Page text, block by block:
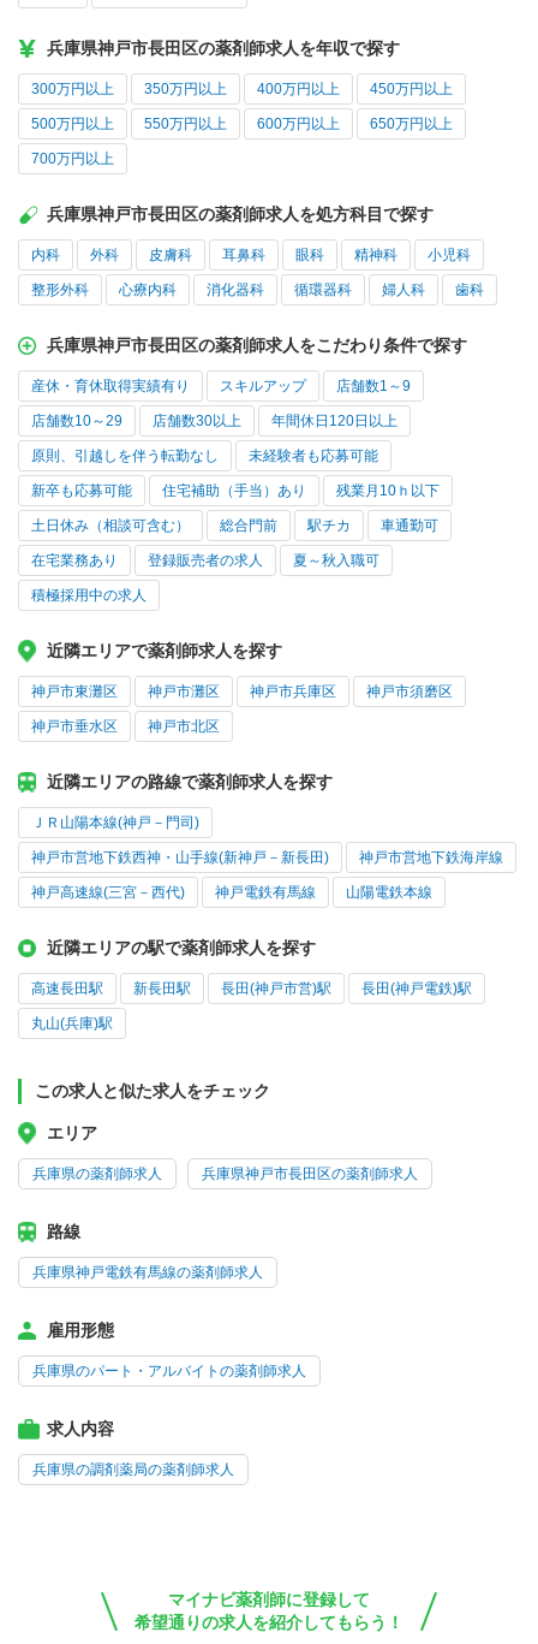
兵庫県神戸市長田区の薬剤師求人を年収で探す
300万円以上 350万円以上 400万円以上 450万円以上
500万円以上 550万円以上 600万円以上 650万円以上
700万円以上
兵庫県神戸市長田区の薬剤師求人を処方科目で探す
内科 外科 皮膚科 耳鼻科 眼科 精神科 小児科
整形外科 心療内科 消化器科 循環器科 婦人科 歯科
兵庫県神戸市長田区の薬剤師求人をこだわり条件で探す
産休・育休取得実績有り スキルアップ 店舗数1～9
店舗数10～29 店舗数30以上 年間休日120日以上
原則、引越しを伴う転勤なし 未経験者も応募可能
新卒も応募可能 住宅補助（手当）あり 残業月10ｈ以下
土日休み（相談可含む） 総合門前 駅チカ 車通勤可
在宅業務あり 登録販売者の求人 夏～秋入職可
積極採用中の求人
近隣エリアで薬剤師求人を探す
神戸市東灘区 神戸市灘区 神戸市兵庫区 神戸市須磨区
神戸市垂水区 神戸市北区
近隣エリアの路線で薬剤師求人を探す
ＪＲ山陽本線(神戸－門司)
神戸市営地下鉄西神・山手線(新神戸－新長田) 神戸市営地下鉄海岸線
神戸高速線(三宮－西代) 神戸電鉄有馬線 山陽電鉄本線
近隣エリアの駅で薬剤師求人を探す
高速長田駅 新長田駅 長田(神戸市営)駅 長田(神戸電鉄)駅
丸山(兵庫)駅
この求人と似た求人をチェック
エリア
兵庫県の薬剤師求人 兵庫県神戸市長田区の薬剤師求人
路線
兵庫県神戸電鉄有馬線の薬剤師求人
雇用形態
兵庫県のパート・アルバイトの薬剤師求人
求人内容
兵庫県の調剤薬局の薬剤師求人
マイナビ薬剤師に登録して
希望通りの求人を紹介してもらう！